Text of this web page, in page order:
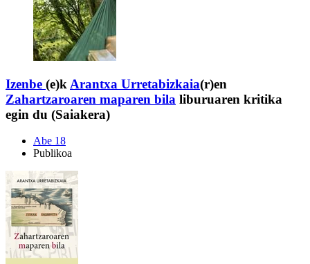
Izenbe (e)k Arantxa Urretabizkaia(r)en
Zahartzaroaren maparen bila liburuaren kritika
egin du (Saiakera)
Abe 18
Publikoa